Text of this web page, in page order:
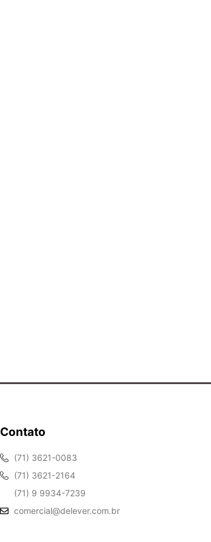
Contato
(71) 3621-0083
(71) 3621-2164
(71) 9 9934-7239
comercial@delever.com.br